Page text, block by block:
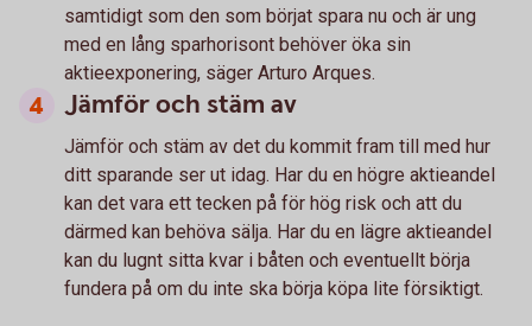
samtidigt som den som börjat spara nu och är ung
med en lång sparhorisont behöver öka sin
aktieexponering, säger Arturo Arques.
Jämför och stäm av
Jämför och stäm av det du kommit fram till med hur
ditt sparande ser ut idag. Har du en högre aktieandel
kan det vara ett tecken på för hög risk och att du
därmed kan behöva sälja. Har du en lägre aktieandel
kan du lugnt sitta kvar i båten och eventuellt börja
fundera på om du inte ska börja köpa lite försiktigt.